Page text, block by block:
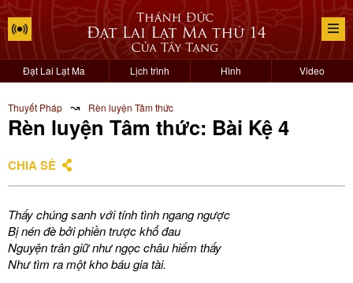
Đạt Lai Lạt Ma Lịch trình Hình Video
Thuyết Pháp ↝ Rèn luyện Tâm thức
Rèn luyện Tâm thức: Bài Kệ 4
CHIA SẺ
Thấy chúng sanh với tính tình ngang ngược
Bị nén đè bởi phiền trược khổ đau
Nguyện trân giữ như ngọc châu hiếm thấy
Như tìm ra một kho báu gia tài.